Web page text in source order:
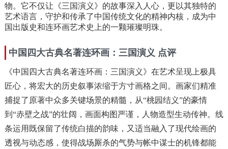
物。它不仅让《三国演义》的故事深入人心，更以其独特的
艺术语言，守护和传承了中国传统文化的精神内核，成为中
国出版史和连环画艺术史上的一颗璀璨明珠。
中国四大古典名著连环画：三国演义 点评
《中国四大古典名著连环画：三国演义》在艺术呈现上极具
匠心，将宏大的历史叙事浓缩于方寸画格之间。画家们精准
捕捉了原著中众多关键场景的精髓，从“桃园结义”的豪情
到“赤壁之战”的壮阔，画面构图严谨，人物造型生动传神。线
条运用既保留了传统白描的韵味，又适当融入了现代绘画的
透视与动态感，使得战场厮杀的气势与帐中谋士的机锋都能